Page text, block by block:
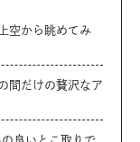
空から眺めてみ
間だけの贅沢なア